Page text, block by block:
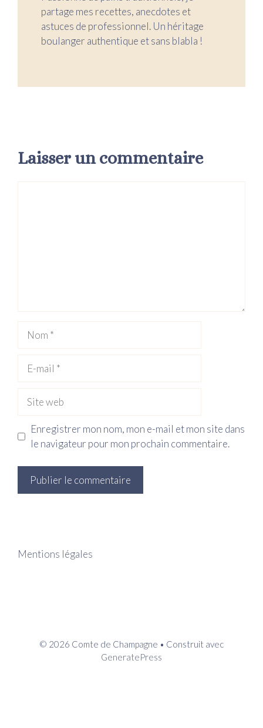
partage mes recettes, anecdotes et
astuces de professionnel. Un héritage
boulanger authentique et sans blabla !
Laisser un commentaire
mail
web
Enregistrer mon nom, mon e-mail et mon site dans
le navigateur pour mon prochain commentaire.
Mentions légales
© 2026 Comte de Champagne • Construit avec
GeneratePress